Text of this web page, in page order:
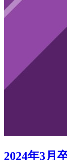
2024年3月